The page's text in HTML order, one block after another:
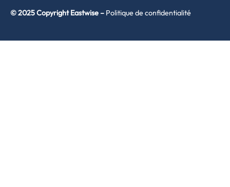
© 2025 Copyright Eastwise – Politique de confidentialité